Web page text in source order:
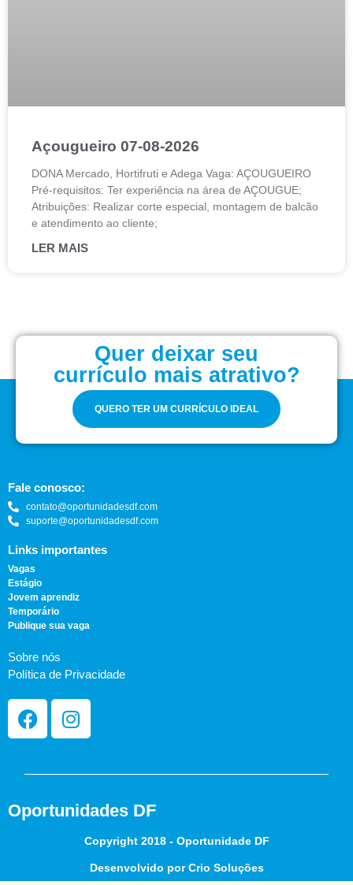
Açougueiro 07-08-2026
DONA Mercado, Hortifruti e Adega Vaga: AÇOUGUEIRO
Pré-requisitos: Ter experiência na área de AÇOUGUE;
Atribuições: Realizar corte especial, montagem de balcão
e atendimento ao cliente;
LER MAIS
Quer deixar seu
currículo mais atrativo?
QUERO TER UM CURRÍCULO IDEAL
Fale conosco:
contato@oportunidadesdf.com
suporte@oportunidadesdf.com
Links importantes
Vagas
Estágio
Jovem aprendiz
Temporário
Publique sua vaga
Sobre nós
Política de Privacidade
Oportunidades DF
Copyright 2018 - Oportunidade DF
Desenvolvido por Crio Soluções